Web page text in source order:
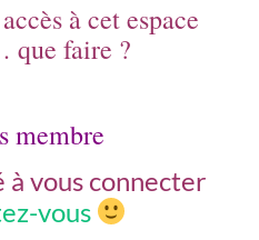
à cet espace
que faire ?
membre
à vous connecter
vous